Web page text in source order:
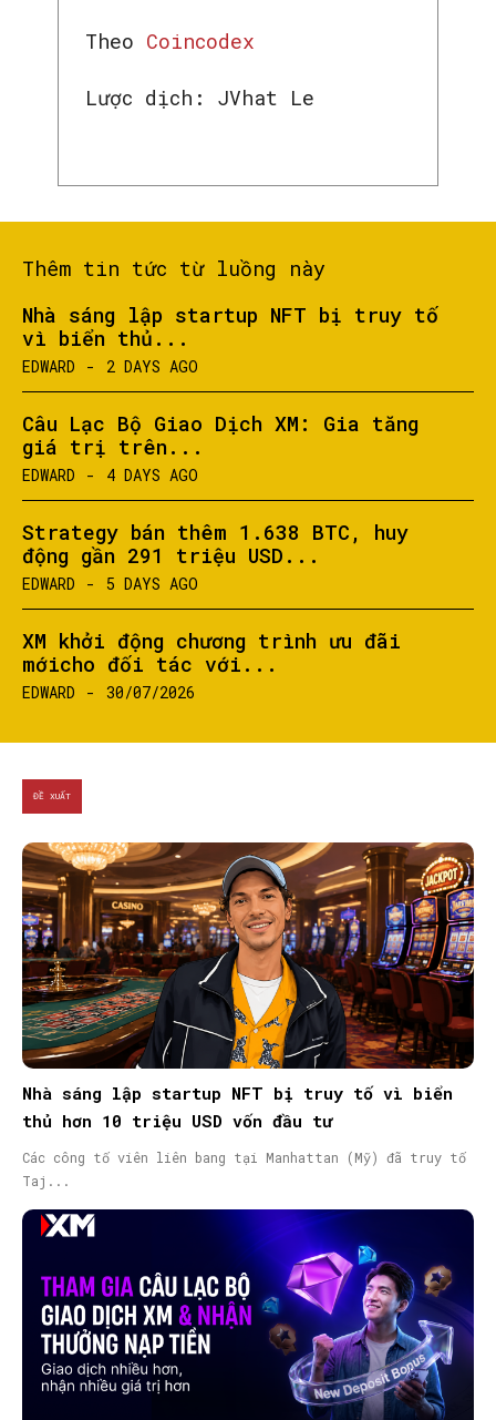
SEARCH...
Theo Coincodex
Lược dịch: JVhat Le
Thêm tin tức từ luồng này
Nhà sáng lập startup NFT bị truy tố
vì biển thủ...
EDWARD - 2 DAYS AGO
Câu Lạc Bộ Giao Dịch XM: Gia tăng
giá trị trên...
EDWARD - 4 DAYS AGO
Strategy bán thêm 1.638 BTC, huy
động gần 291 triệu USD...
EDWARD - 5 DAYS AGO
XM khởi động chương trình ưu đãi
mớicho đối tác với...
EDWARD - 30/07/2026
ĐỀ XUẤT
Nhà sáng lập startup NFT bị truy tố vì biển
thủ hơn 10 triệu USD vốn đầu tư
Các công tố viên liên bang tại Manhattan (Mỹ) đã truy tố
Taj...